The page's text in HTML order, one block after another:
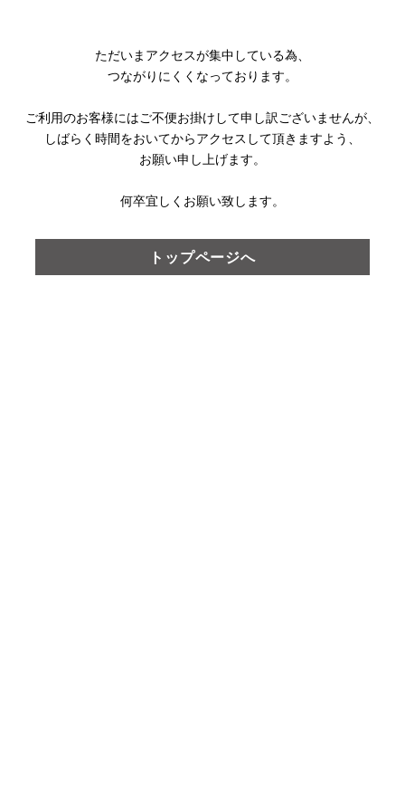
ただいまアクセスが集中している為、
つながりにくくなっております。
ご利用のお客様にはご不便お掛けして申し訳ございませんが、
しばらく時間をおいてからアクセスして頂きますよう、
お願い申し上げます。
何卒宜しくお願い致します。
トップページへ